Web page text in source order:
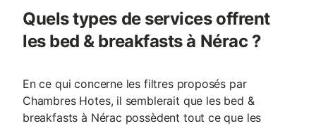
Quels types de services offrent
les bed & breakfasts à Nérac ?
En ce qui concerne les filtres proposés par
Chambres Hotes, il semblerait que les bed &
breakfasts à Nérac possèdent tout ce que les